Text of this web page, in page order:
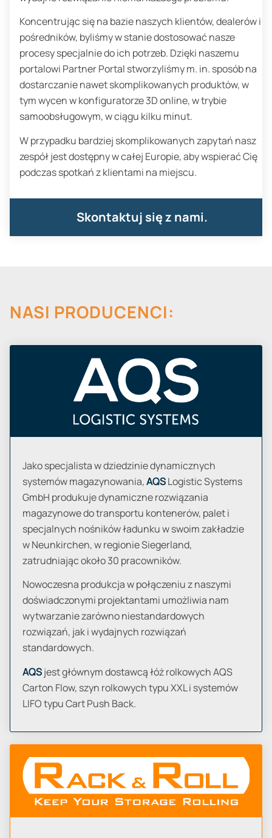
Koncentrując się na bazie naszych klientów, dealerów i
pośredników, byliśmy w stanie dostosować nasze
procesy specjalnie do ich potrzeb. Dzięki naszemu
portalowi Partner Portal stworzyliśmy m. in. sposób na
dostarczanie nawet skomplikowanych produktów, w
tym wycen w konfiguratorze 3D online, w trybie
samoobsługowym, w ciągu kilku minut.
W przypadku bardziej skomplikowanych zapytań nasz
zespół jest dostępny w całej Europie, aby wspierać Cię
podczas spotkań z klientami na miejscu.
Skontaktuj się z nami.
NASI PRODUCENCI:
Jako specjalista w dziedzinie dynamicznych
systemów magazynowania,AQSLogistic Systems
GmbH produkuje dynamiczne rozwiązania
magazynowe do transportu kontenerów, palet i
specjalnych nośników ładunku w swoim zakładzie
w Neunkirchen, w regionie Siegerland,
zatrudniając około 30 pracowników.
Nowoczesna produkcja w połączeniu z naszymi
doświadczonymi projektantami umożliwia nam
wytwarzanie zarówno niestandardowych
rozwiązań, jak i wydajnych rozwiązań
standardowych.
AQSjest głównym dostawcą łóż rolkowych AQS
Carton Flow, szyn rolkowych typu XXL i systemów
LIFO typu Cart Push Back.